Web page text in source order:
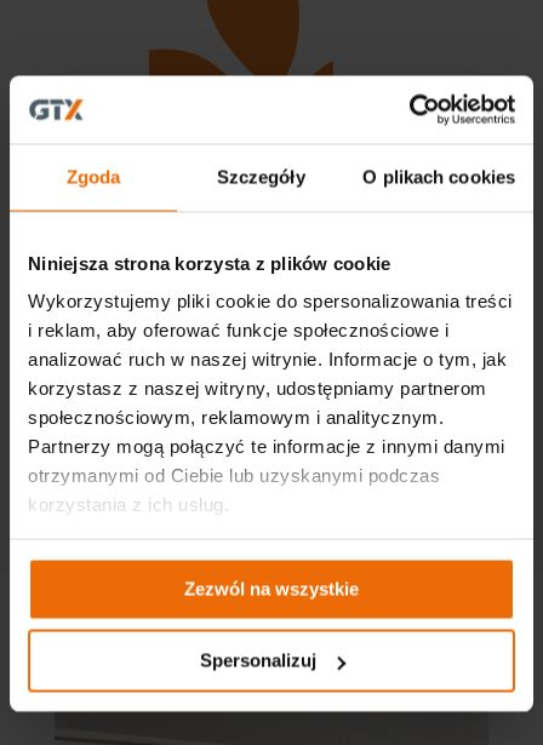
Zgoda Szczegóły O plikach cookies
Niniejsza strona korzysta z plików cookie
Wykorzystujemy pliki cookie do spersonalizowania treści
i reklam, aby oferować funkcje społecznościowe i
analizować ruch w naszej witrynie. Informacje o tym, jak
korzystasz z naszej witryny, udostępniamy partnerom
społecznościowym, reklamowym i analitycznym.
Partnerzy mogą połączyć te informacje z innymi danymi
otrzymanymi od Ciebie lub uzyskanymi podczas
korzystania z ich usług.
Zezwól na wszystkie
Spersonalizuj
Екологічний компонент
Ми проводимо різні заходи, пов'язані із захистом
навколишнього середовища (наприклад, День без авто,
Галерея